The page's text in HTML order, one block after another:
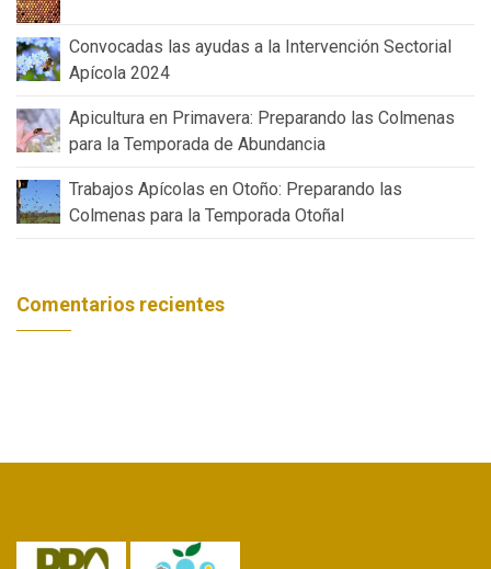
Convocadas las ayudas a la Intervención Sectorial
Apícola 2024
Apicultura en Primavera: Preparando las Colmenas
para la Temporada de Abundancia
Trabajos Apícolas en Otoño: Preparando las
Colmenas para la Temporada Otoñal
Comentarios recientes